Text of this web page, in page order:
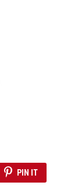
PIN IT